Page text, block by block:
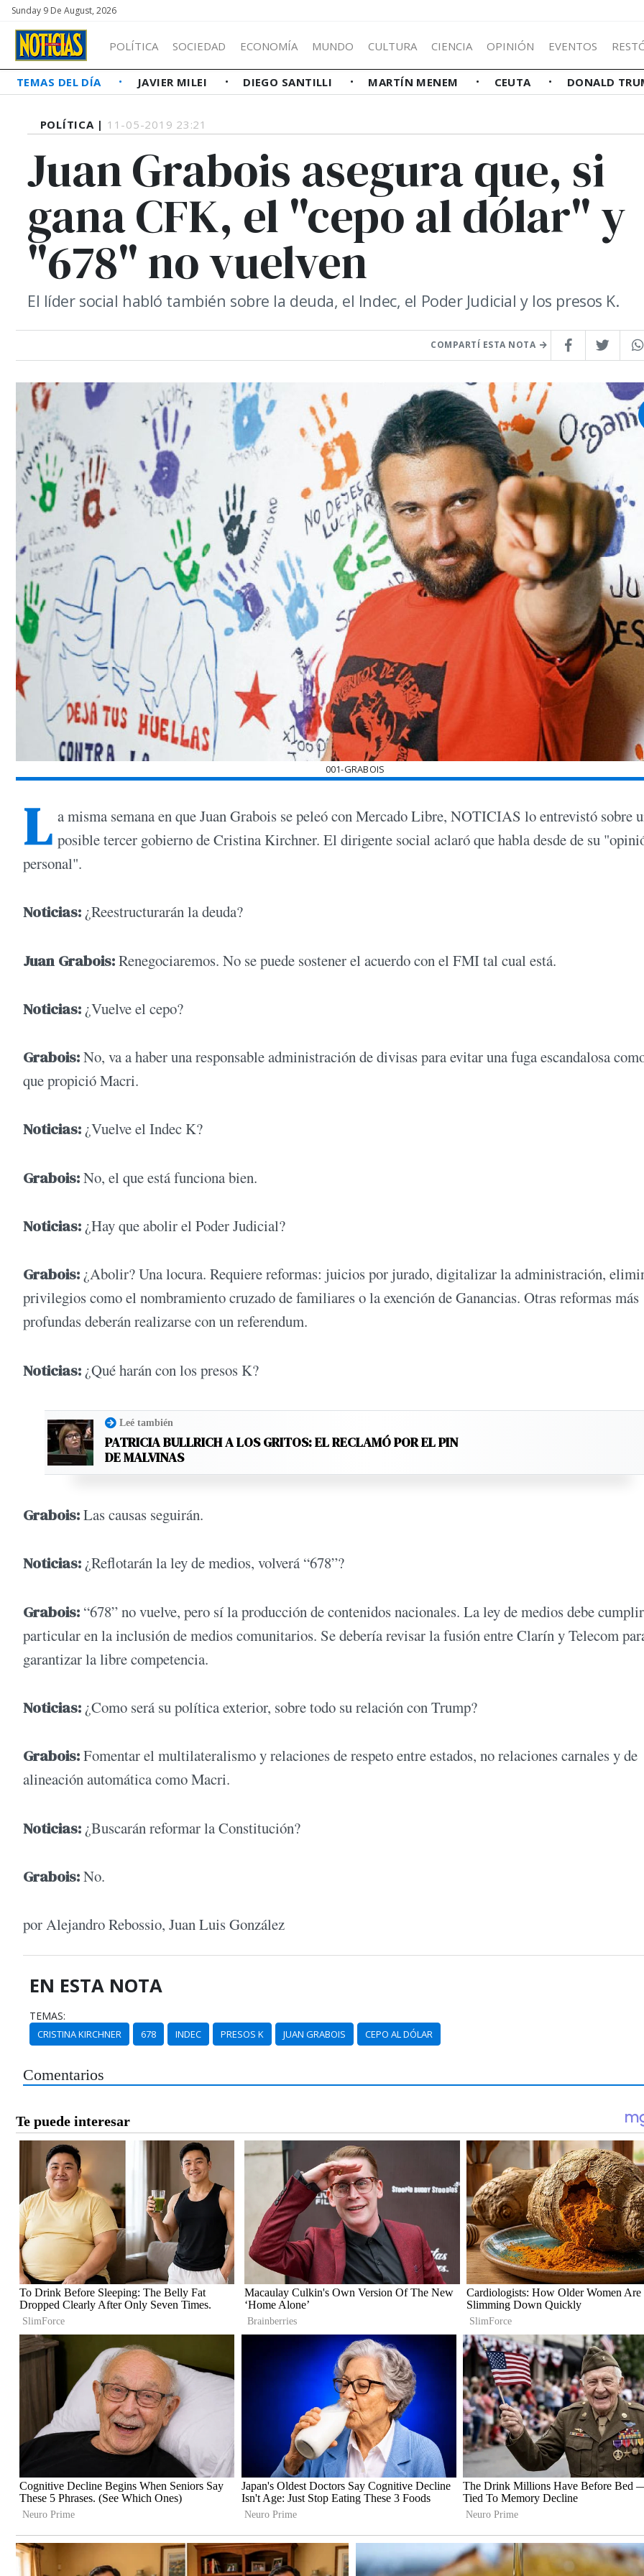
Sunday 9 De August, 2026
POLÍTICA SOCIEDAD ECONOMÍA MUNDO CULTURA CIENCIA OPINIÓN EVENTOS
TEMAS DEL DÍA JAVIER MILEI DIEGO SANTILLI MARTÍN MENEM CEUTA DONALD
POLÍTICA | 11-05-2019 23:21
Juan Grabois asegura que, si
gana CFK, el "cepo al dólar" y
"678" no vuelven
El líder social habló también sobre la deuda, el Indec, el Poder Judicial y los presos K.
COMPARTÍ ESTA NOTA
001-GRABOIS
L a misma semana en que Juan Grabois se peleó con Mercado Libre, NOTICIAS lo entrevistó sobre
posible tercer gobierno de Cristina Kirchner. El dirigente social aclaró que habla desde de su
personal".
Noticias: ¿Reestructurarán la deuda?
Juan Grabois:Renegociaremos. No se puede sostener el acuerdo con el FMI tal cual está.
Noticias: ¿Vuelve el cepo?
Grabois:No, va a haber una responsable administración de divisas para evitar una fuga escandalosa
que propició Macri.
Noticias:¿Vuelve el Indec K?
Grabois:No, el que está funciona bien.
Noticias: ¿Hay que abolir el Poder Judicial?
Grabois: ¿Abolir? Una locura. Requiere reformas: juicios por jurado, digitalizar la administración,
privilegios como el nombramiento cruzado de familiares o la exención de Ganancias. Otras reformas más
profundas deberán realizarse con un referendum.
Noticias: ¿Qué harán con los presos K?
Leé también
PATRICIA BULLRICH A LOS GRITOS: EL RECLAMÓ POR EL PIN
DE MALVINAS
Grabois:Las causas seguirán.
Noticias: ¿Reflotarán la ley de medios, volverá “678”?
Grabois: “678” no vuelve, pero sí la producción de contenidos nacionales. La ley de medios debe
particular en la inclusión de medios comunitarios. Se debería revisar la fusión entre Clarín y Telecom
garantizar la libre competencia.
Noticias: ¿Como será su política exterior, sobre todo su relación con Trump?
Grabois:Fomentar el multilateralismo y relaciones de respeto entre estados, no relaciones carnales y de
alineación automática como Macri.
Noticias: ¿Buscarán reformar la Constitución?
Grabois:No.
por Alejandro Rebossio, Juan Luis González
EN ESTA NOTA
TEMAS:
CRISTINA KIRCHNER 678 INDEC PRESOS K JUAN GRABOIS CEPO AL DÓLAR
Comentarios